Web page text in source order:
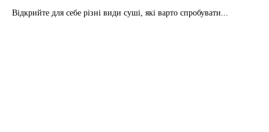
Відкрийте для себе різні види суші, які варто спробувати...